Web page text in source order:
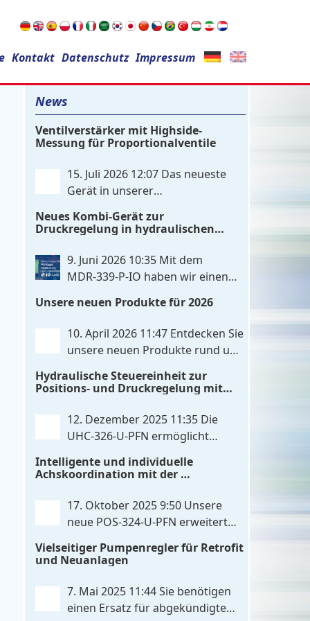
Kontakt Datenschutz Impressum
nach:
News
Ventilverstärker mit Highside-
Messung für Proportionalventile
15. Juli 2026 12:07 Das neueste
Gerät in unserer
ein einkanaliger hardware-
Highside-Messung Zur Ansteuerung
nutzt das Gerät einen analogen
Sollwertsignale von 0…10V oder 4…
Neues Kombi-Gerät zur
Druckregelung in hydraulischen
9. Juni 2026 10:35 Mit dem
MDR‑339‑P‑IO haben wir einen
Druckregler entwickelt, der digitale
IO‑Link‑Kommunikation direkt mit
integrierten Leistungsendstufen vereint
nicht gibt. Die Anbindung an die
Maschinensteuerung. . .
Unsere neuen Produkte für 2026
10. April 2026 11:47 Entdecken Sie
unsere neuen Produkte rund um
Diese Entwicklungen machen Ihre
und zukunftssicherer. POS-324-U-PFN
Zwei-Achs-Positionier- und
PFN Hydraulisches Steuergerät zur
Positions- und. . .
Hydraulische Steuereinheit zur
Positions- und Druckregelung mit
12. Dezember 2025 11:35 Die
UHC-326-U-PFN ermöglicht
gleichbleibendem Druck. Die bewährte
erhalten, gleichzeitig bringt FlexiMod
maximale Anpassungsmöglichkeiten.
hydraulisches Steuergerät zur genauen
Achspositionierung mit ablösender
Druckregelung.. . .
Intelligente und individuelle
Achskoordination mit der
17. Oktober 2025 9:50 Unsere
neue POS-324-U-PFN erweitert
vier neue Features: intelligente
Skripterweiterung, Profinet-
Kommunikationsausbau und
Vielseitiger Pumpenregler für Retrofit
und Neuanlagen
7. Mai 2025 11:44 Sie benötigen
einen Ersatz für abgekündigte